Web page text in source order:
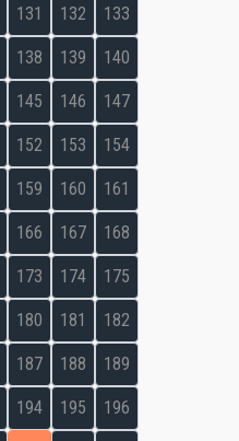
131 132 133
138 139 140
145 146 147
152 153 154
159 160 161
166 167 168
173 174 175
180 181 182
187 188 189
194 195 196